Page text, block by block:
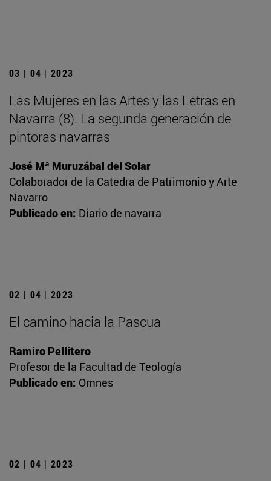
03 | 04 | 2023
Las Mujeres en las Artes y las Letras en
Navarra (8). La segunda generación de
pintoras navarras
José Mª Muruzábal del Solar
Colaborador de la Catedra de Patrimonio y Arte
Navarro
Publicado en: Diario de navarra
02 | 04 | 2023
El camino hacia la Pascua
Ramiro Pellitero
Profesor de la Facultad de Teología
Publicado en: Omnes
02 | 04 | 2023